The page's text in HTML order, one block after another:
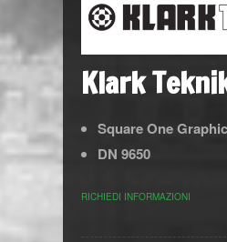
Klark
Square One Graphic
DN 9650
RICHIEDI INFORMAZIONI